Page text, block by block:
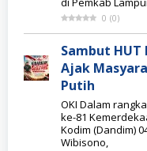
0 (0)
Sambut HUT
Ajak
Putih
OKI Dalam
ke-81
Kodim (Dandim)
Wibisono,